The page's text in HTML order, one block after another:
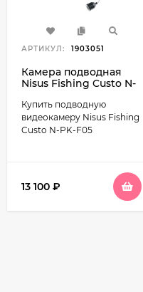
АРТИКУЛ: 1903051
Камера подводная
Nisus Fishing Custo N-
Купить подводную
видеокамеру Nisus Fishing
Custo N-PK-F05
13 100 ₽